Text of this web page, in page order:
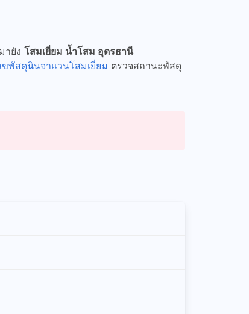
ายัง โสมเยี่ยม น้ำโสม อุดรธานี
ขพัสดุนินจาแวนโสมเยี่ยม ตรวจสถานะพัสดุ